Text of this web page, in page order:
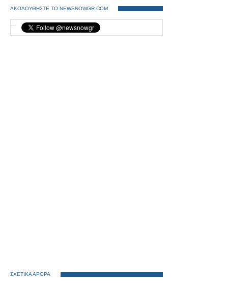
ΑΚΟΛΟΥΘΗΣΤΕ ΤΟ NEWSNOWGR.COM
ΣΧΕΤΙΚΑ ΑΡΘΡΑ